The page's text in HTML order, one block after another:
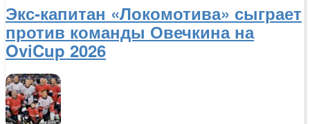
Экс-капитан «Локомотива» сыграет
против команды Овечкина на
OviCup 2026